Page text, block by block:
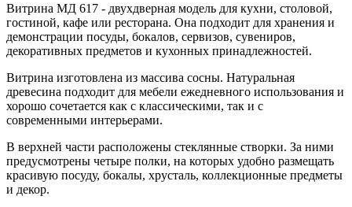
Витрина МД 617 - двухдверная модель для кухни, столовой,
гостиной, кафе или ресторана. Она подходит для хранения и
демонстрации посуды, бокалов, сервизов, сувениров,
декоративных предметов и кухонных принадлежностей.
Витрина изготовлена из массива сосны. Натуральная
древесина подходит для мебели ежедневного использования и
хорошо сочетается как с классическими, так и с
современными интерьерами.
В верхней части расположены стеклянные створки. За ними
предусмотрены четыре полки, на которых удобно размещать
красивую посуду, бокалы, хрусталь, коллекционные предметы
и декор.